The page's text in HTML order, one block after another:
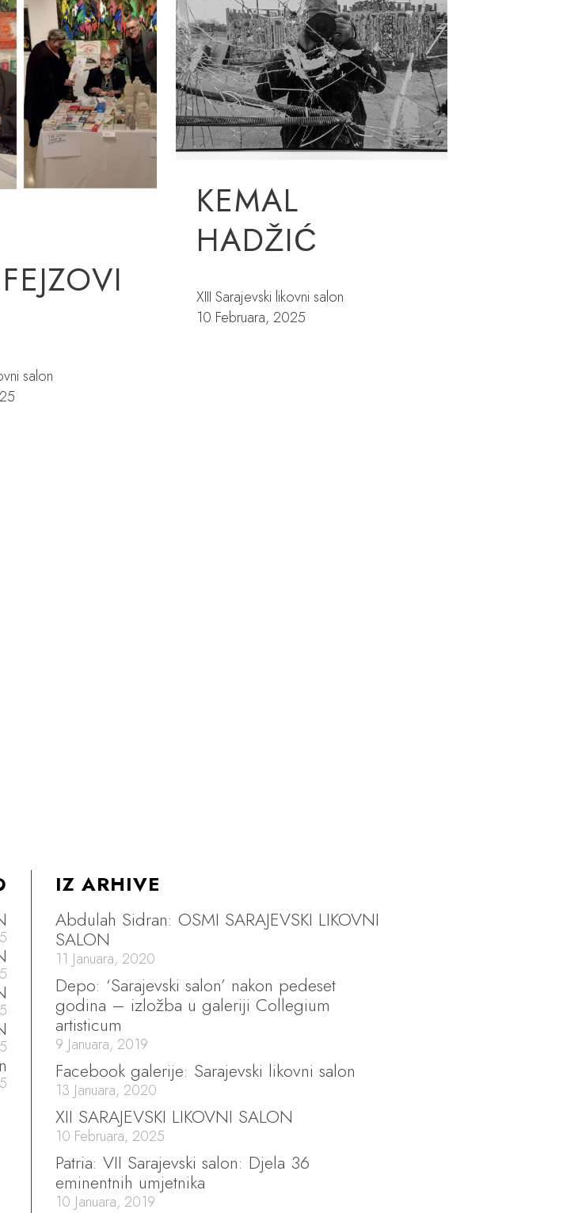
KEMAL
HADŽIĆ
XIII Sarajevski likovni salon
10 Februara, 2025
salon
IZ ARHIVE
Abdulah Sidran: OSMI SARAJEVSKI LIKOVNI
SALON
11 Januara, 2020
Depo: ‘Sarajevski salon’ nakon pedeset
godina – izložba u galeriji Collegium
artisticum
9 Januara, 2019
Facebook galerije: Sarajevski likovni salon
13 Januara, 2020
XII SARAJEVSKI LIKOVNI SALON
10 Februara, 2025
Patria: VII Sarajevski salon: Djela 36
eminentnih umjetnika
10 Januara, 2019